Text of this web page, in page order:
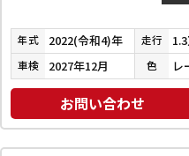
年式 2022(令和4)年 走行
車検 2027年12月 色
お問い合わせ